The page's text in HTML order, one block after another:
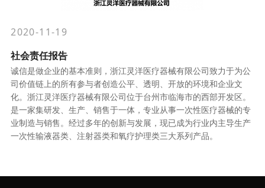
2020-11-19
社会责任报告
诚信是做企业的基本准则，浙江灵洋医疗器械有限公司致力于为公
司价值链上的所有参与者创造公平、透明、开放的环境和企业文
化。浙江灵洋医疗器械有限公司位于台州市临海市的西部开发区。
是一家集研发、生产、销售于一体，专业从事一次性医疗器械的专
业制造与销售。经过多年的创新与发展，现已成为行业内主导生产
一次性输液器类、注射器类和氧疗护理类三大系列产品。